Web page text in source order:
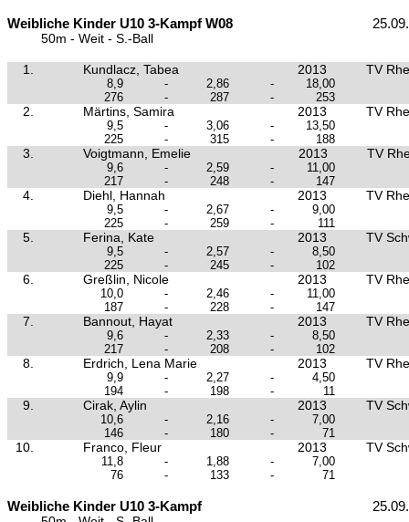
Weibliche Kinder U10 3-Kampf W08
50m - Weit - S.-Ball
1. Kundlacz, Tabea 2013 TV
8,9 - 2,86 -
18,00
276
- 287 - 253
2. Märtins, Samira 2013 TV
9,5 - 3,06 -
13,50
225
- 315 - 188
3. Voigtmann, Emelie 2013 TV
9,6 - 2,59 -
11,00
217
- 248 - 147
4. Diehl, Hannah 2013 TV
9,5 - 2,67 -
9,00
225
- 259 - 111
5. Ferina, Kate 2013 TV
9,5 - 2,57 -
8,50
225
- 245 - 102
6. Greßlin, Nicole 2013 TV
10,0 - 2,46 -
11,00
187
- 228 - 147
7. Bannout, Hayat 2013 TV
9,6 - 2,33 -
8,50
217
- 208 - 102
8. Erdrich, Lena Marie 2013 TV
9,9 - 2,27 -
4,50
194
- 198 - 11
9. Cirak, Aylin 2013 TV
10,6 - 2,16 -
7,00
146
- 180 - 71
10. Franco, Fleur 2013 TV
11,8 - 1,88 -
7,00
76
- 133 - 71
Weibliche Kinder U10 3-Kampf